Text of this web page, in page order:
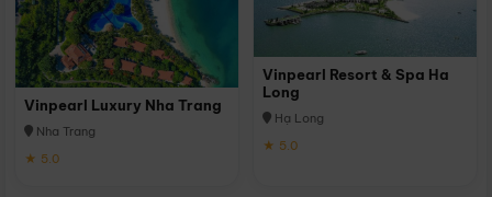
Vinpearl Luxury Nha Trang
Nha Trang
★ 5.0
Vinpearl Resort & Spa Ha
Long
Hạ Long
★ 5.0